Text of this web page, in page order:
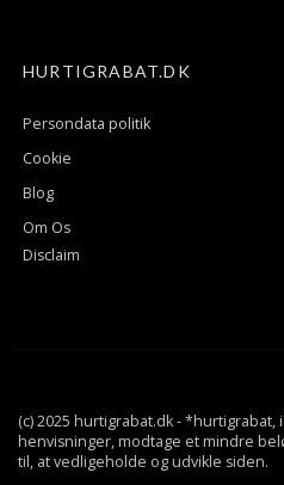
HURTIGRABAT.DK
Persondata politik
Cookie
Blog
Om Os
Disclaim
(c) 2025 hurtigrabat.dk -
henvisninger, modtage et mindre
til, at vedligeholde og udvikle siden.